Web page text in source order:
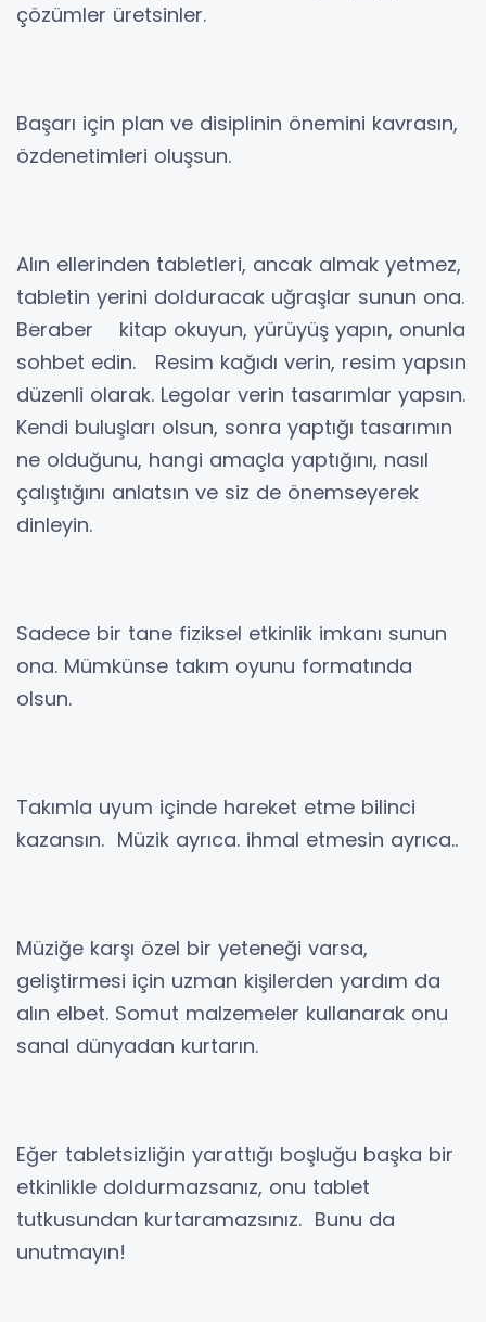
çözümler üretsinler.
Başarı için plan ve disiplinin önemini kavrasın,
özdenetimleri oluşsun.
Alın ellerinden tabletleri, ancak almak yetmez,
tabletin yerini dolduracak uğraşlar sunun ona.
Beraber kitap okuyun, yürüyüş yapın, onunla
sohbet edin. Resim kağıdı verin, resim yapsın
düzenli olarak. Legolar verin tasarımlar yapsın.
Kendi buluşları olsun, sonra yaptığı tasarımın
ne olduğunu, hangi amaçla yaptığını, nasıl
çalıştığını anlatsın ve siz de önemseyerek
dinleyin.
Sadece bir tane fiziksel etkinlik imkanı sunun
ona. Mümkünse takım oyunu formatında
olsun.
Takımla uyum içinde hareket etme bilinci
kazansın. Müzik ayrıca. ihmal etmesin ayrıca..
Müziğe karşı özel bir yeteneği varsa,
geliştirmesi için uzman kişilerden yardım da
alın elbet. Somut malzemeler kullanarak onu
sanal dünyadan kurtarın.
Eğer tabletsizliğin yarattığı boşluğu başka bir
etkinlikle doldurmazsanız, onu tablet
tutkusundan kurtaramazsınız. Bunu da
unutmayın!